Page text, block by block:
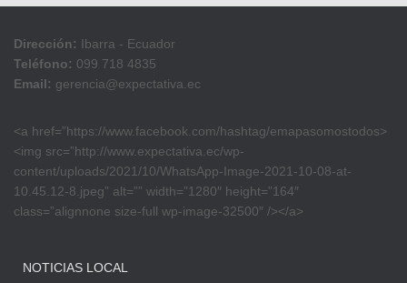
Dirección: Ibarra - Ecuador
Teléfono: 099 718 4835
Email: gerencia@expectativa.ec
<a href=”https://www.facebook.com/hashtag/emapasomostodos>
<img src=”http://www.expectativa.ec/wp-
content/uploads/2021/10/WhatsApp-Image-2021-10-08-at-
10.45.12-8.jpeg” alt=”” width=”1280″ height=”164″
class=”alignnone size-full wp-image-32500″ /></a>
NOTICIAS LOCAL